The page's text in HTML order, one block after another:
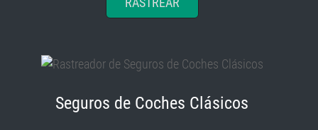
Seguros de Coches Clásicos